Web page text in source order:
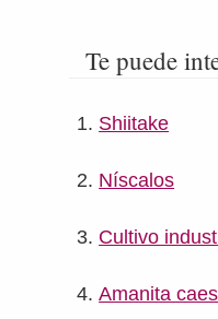
Te puede
Shiitake
Níscalos
Cultivo
Amanita